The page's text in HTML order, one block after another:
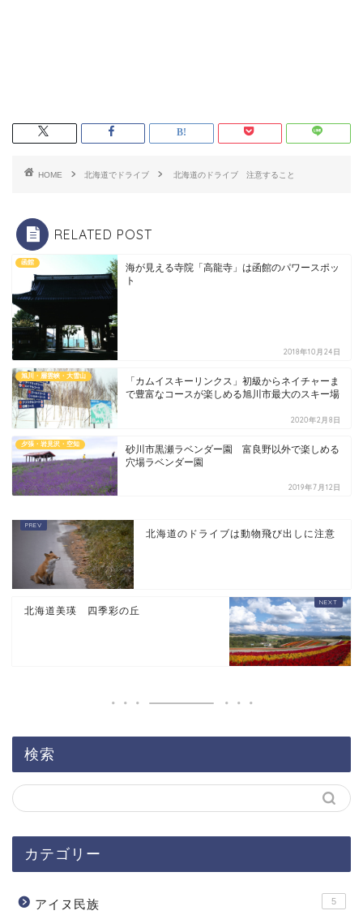
HOME 北海道でドライブ 北海道のドライブ 注意すること
RELATED POST
函館
海が見える寺院「高龍寺」は函館のパワースポッ
ト
2018年10月24日
旭川・層雲峡・大雪山
「カムイスキーリンクス」初級からネイチャーま
で豊富なコースが楽しめる旭川市最大のスキー場
2020年2月8日
夕張・岩見沢・空知
砂川市黒瀬ラベンダー園 富良野以外で楽しめる
穴場ラベンダー園
2019年7月12日
北海道のドライブは動物飛び出しに注意
北海道美瑛 四季彩の丘
検索
カテゴリー
アイヌ民族 5